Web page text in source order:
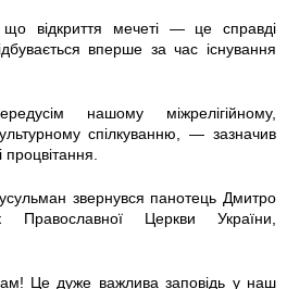
що відкриття мечеті — це справді
вперше за час існування
нашому міжрелігійному,
спілкуванню, — зазначив
звернувся панотець Дмитро
Православної Церкви України,
Це дуже важлива заповідь у наш